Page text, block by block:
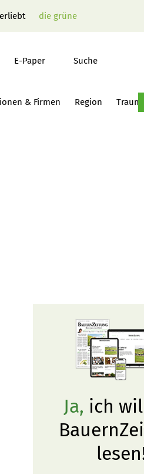
die grüne
E-Paper Suche
& Firmen Region
Ja, ich